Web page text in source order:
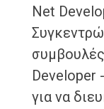
Net
Developer
για να